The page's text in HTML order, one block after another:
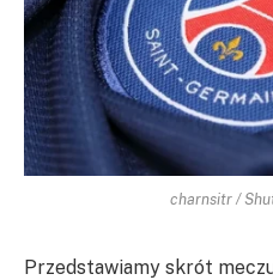
charnsitr /
Przedstawiamy skrót